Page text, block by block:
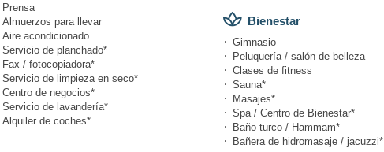
Prensa
Almuerzos para llevar
Aire acondicionado
Servicio de planchado*
Fax / fotocopiadora*
Servicio de limpieza en seco*
Centro de negocios*
Servicio de lavandería*
Alquiler de coches*
Bienestar
Gimnasio
Peluquería / salón de belleza
Clases de fitness
Sauna*
Masajes*
Spa / Centro de Bienestar*
Baño turco / Hammam*
Bañera de hidromasaje / jacuzzi*